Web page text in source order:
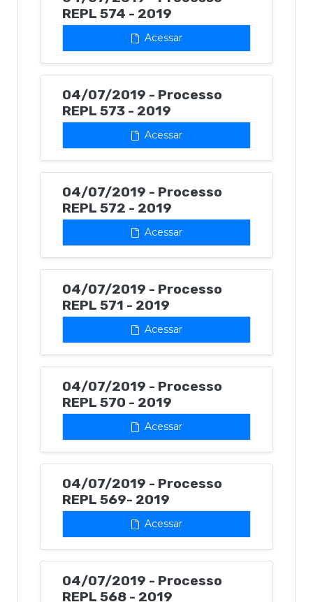
REPL 574 - 2019
Acessar
04/07/2019 - Processo
REPL 573 - 2019
Acessar
04/07/2019 - Processo
REPL 572 - 2019
Acessar
04/07/2019 - Processo
REPL 571 - 2019
Acessar
04/07/2019 - Processo
REPL 570 - 2019
Acessar
04/07/2019 - Processo
REPL 569- 2019
Acessar
04/07/2019 - Processo
REPL 568 - 2019